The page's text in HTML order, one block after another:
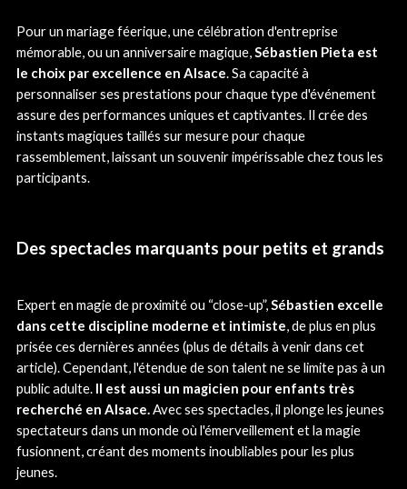
Pour un mariage féerique, une célébration d'entreprise
mémorable, ou un anniversaire magique,Sébastien Pieta est
le choix par excellence en Alsace. Sa capacité à
personnaliser ses prestations pour chaque type d'événement
assure des performances uniques et captivantes. Il crée des
instants magiques taillés sur mesure pour chaque
rassemblement, laissant un souvenir impérissable chez tous les
participants.
Des spectacles marquants pour petits et grands
Expert en magie de proximité ou “close-up”,Sébastien excelle
dans cette discipline moderne et intimiste, de plus en plus
prisée ces dernières années (plus de détails à venir dans cet
article). Cependant, l'étendue de son talent ne se limite pas à un
public adulte. Il est aussi un magicien pour enfants très
recherché en Alsace.Avec ses spectacles, il plonge les jeunes
spectateurs dans un monde où l'émerveillement et la magie
fusionnent, créant des moments inoubliables pour les plus
jeunes.